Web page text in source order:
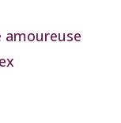
amoureuse